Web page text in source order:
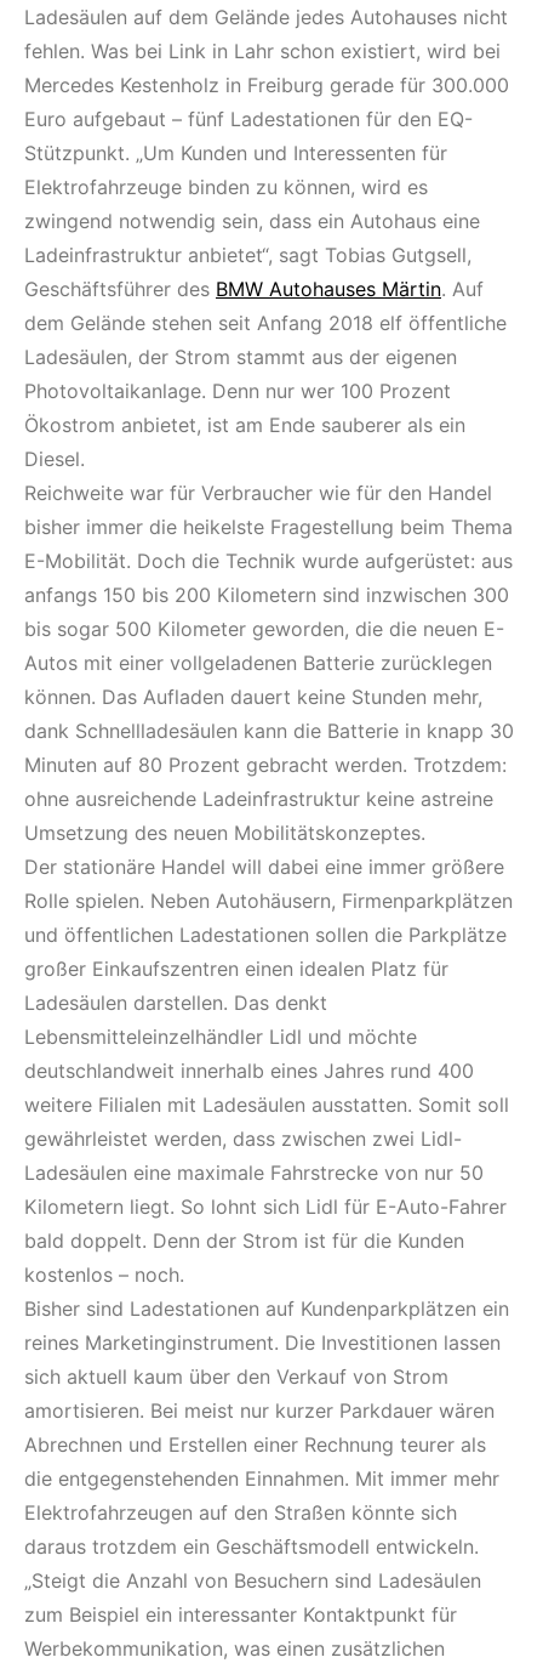
Ladesäulen auf dem Gelände jedes Autohauses nicht
fehlen. Was bei Link in Lahr schon existiert, wird bei
Mercedes Kestenholz in Freiburg gerade für 300.000
Euro aufgebaut – fünf Ladestationen für den EQ-
Stützpunkt. „Um Kunden und Interessenten für
Elektrofahrzeuge binden zu können, wird es
zwingend notwendig sein, dass ein Autohaus eine
Ladeinfrastruktur anbietet“, sagt Tobias Gutgsell,
Geschäftsführer des BMW Autohauses Märtin. Auf
dem Gelände stehen seit Anfang 2018 elf öffentliche
Ladesäulen, der Strom stammt aus der eigenen
Photovoltaikanlage. Denn nur wer 100 Prozent
Ökostrom anbietet, ist am Ende sauberer als ein
Diesel.
Reichweite war für Verbraucher wie für den Handel
bisher immer die heikelste Fragestellung beim Thema
E-Mobilität. Doch die Technik wurde aufgerüstet: aus
anfangs 150 bis 200 Kilometern sind inzwischen 300
bis sogar 500 Kilometer geworden, die die neuen E-
Autos mit einer vollgeladenen Batterie zurücklegen
können. Das Aufladen dauert keine Stunden mehr,
dank Schnellladesäulen kann die Batterie in knapp 30
Minuten auf 80 Prozent gebracht werden. Trotzdem:
ohne ausreichende Ladeinfrastruktur keine astreine
Umsetzung des neuen Mobilitätskonzeptes.
Der stationäre Handel will dabei eine immer größere
Rolle spielen. Neben Autohäusern, Firmenparkplätzen
und öffentlichen Ladestationen sollen die Parkplätze
großer Einkaufszentren einen idealen Platz für
Ladesäulen darstellen. Das denkt
Lebensmitteleinzelhändler Lidl und möchte
deutschlandweit innerhalb eines Jahres rund 400
weitere Filialen mit Ladesäulen ausstatten. Somit soll
gewährleistet werden, dass zwischen zwei Lidl-
Ladesäulen eine maximale Fahrstrecke von nur 50
Kilometern liegt. So lohnt sich Lidl für E-Auto-Fahrer
bald doppelt. Denn der Strom ist für die Kunden
kostenlos – noch.
Bisher sind Ladestationen auf Kundenparkplätzen ein
reines Marketinginstrument. Die Investitionen lassen
sich aktuell kaum über den Verkauf von Strom
amortisieren. Bei meist nur kurzer Parkdauer wären
Abrechnen und Erstellen einer Rechnung teurer als
die entgegenstehenden Einnahmen. Mit immer mehr
Elektrofahrzeugen auf den Straßen könnte sich
daraus trotzdem ein Geschäftsmodell entwickeln.
„Steigt die Anzahl von Besuchern sind Ladesäulen
zum Beispiel ein interessanter Kontaktpunkt für
Werbekommunikation, was einen zusätzlichen